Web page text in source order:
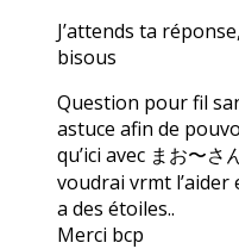
J’attends ta
bisous
Question pour fil
astuce afin de
qu’ici avec まお〜
voudrai vrmt
a des étoiles..
Merci bcp